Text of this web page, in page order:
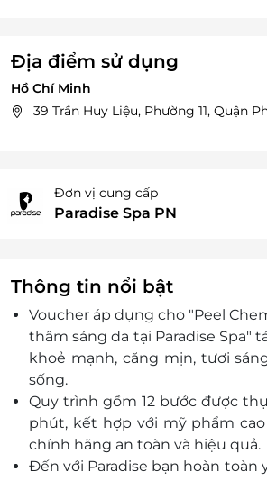
Địa điểm sử dụng
Hồ Chí Minh
39 Trần Huy Liệu, Phường 11, Quận
Đơn vị cung cấp
Paradise Spa PN
Thông tin nổi bật
Voucher áp dụng cho "Peel
thâm sáng da tại Paradise Spa"
khoẻ mạnh, căng mịn, tươi
sống.
Quy trình gồm 12 bước được
phút, kết hợp với mỹ phẩm
chính hãng an toàn và hiệu quả.
Đến với Paradise bạn hoàn toàn